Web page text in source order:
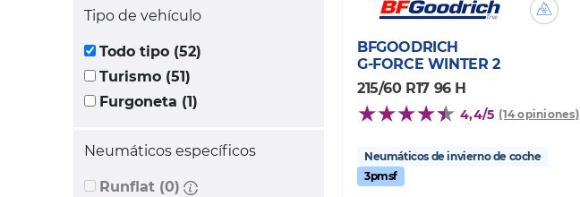
Tipo de vehículo
Todo tipo (52)
Turismo (51)
Furgoneta (1)
Neumáticos específicos
Runflat (0)
BFGOODRICH
G-FORCE WINTER 2
215/60 R17 96 H
4,4/5 (14 opiniones)
Neumáticos de invierno de coche
3pmsf